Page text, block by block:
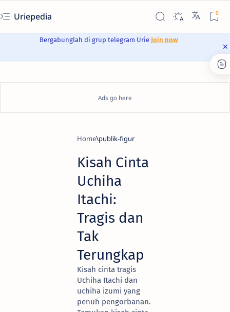
Uriepedia
Bergabunglah di grup telegram Urie Join now
Home publik-figur
Kisah Cinta
Uchiha
Itachi:
Tragis dan
Tak
Terungkap
Kisah cinta tragis
Uchiha Itachi dan
uchiha izumi yang
penuh pengorbanan.